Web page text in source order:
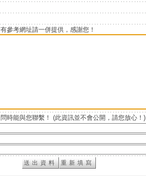
參考網址請一併提供，感謝您！
時能與您聯繫！ (此資訊並不會公開，請您放心！)